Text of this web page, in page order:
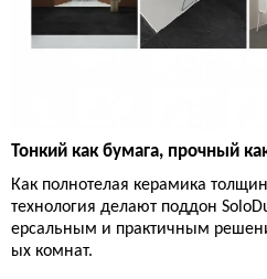
Тонкий как бумага, прочный
Как полнотелая керамика
технология делают поддон
ерсальным и практичным
ых комнат.